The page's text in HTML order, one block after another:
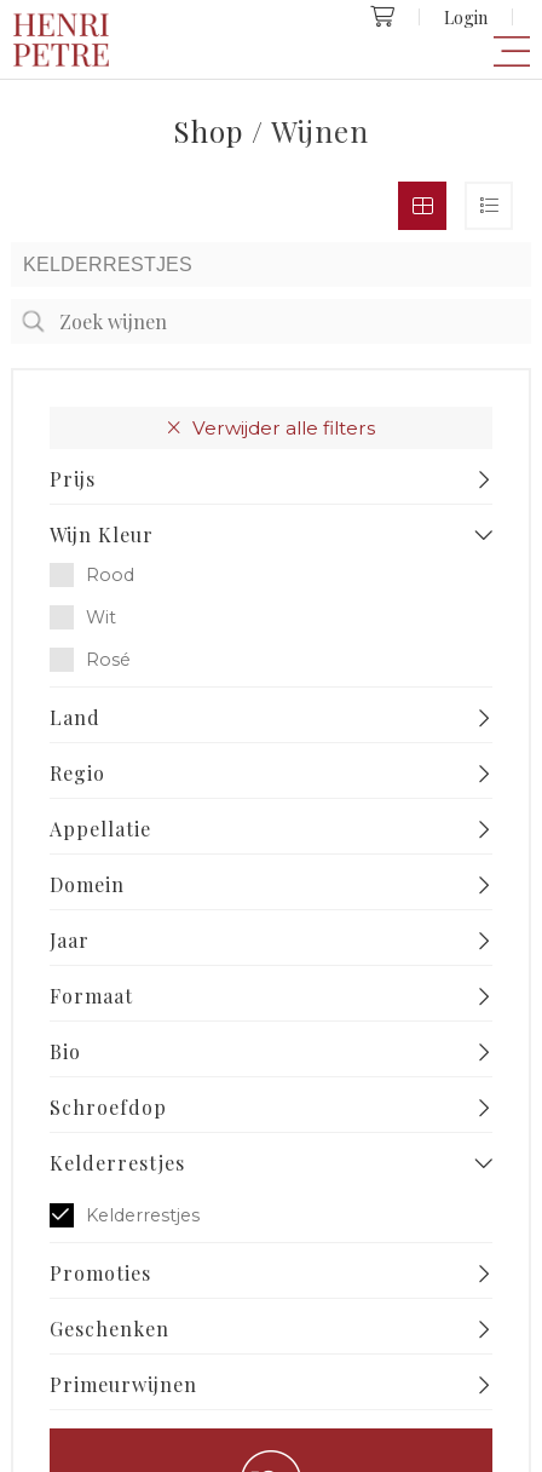
Login
Shop / Wijnen
Verwijder alle filters
Prijs
Wijn Kleur
Rood
Wit
Rosé
Land
Regio
Appellatie
Domein
Jaar
Formaat
Bio
Schroefdop
Kelderrestjes
Kelderrestjes
Promoties
Geschenken
Primeurwijnen